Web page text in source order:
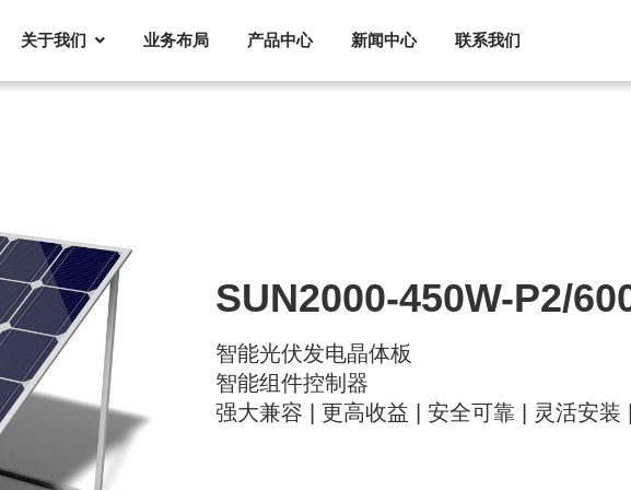
关于我们 业务布局 产品中心 新闻中心 联系我们
SUN2000-450W-P2/
智能光伏发电晶体板
智能组件控制器
强大兼容 | 更高收益 | 安全可靠 | 灵活安装